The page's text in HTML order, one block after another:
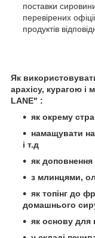
поставки
перевірених
продуктів
Як
арахісу, курагою і
LANE" :
як окрему
намащувати на
і т.д
як
з млинцями,
як топінг до
домашнього
як основу для